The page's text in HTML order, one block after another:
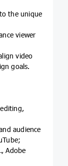
the unique
viewer
video
goals.
audience
Adobe